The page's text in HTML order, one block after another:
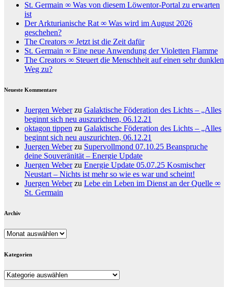
St. Germain ∞ Was von diesem Löwentor-Portal zu erwarten
ist
Der Arkturianische Rat ∞ Was wird im August 2026
geschehen?
The Creators ∞ Jetzt ist die Zeit dafür
St. Germain ∞ Eine neue Anwendung der Violetten Flamme
The Creators ∞ Steuert die Menschheit auf einen sehr dunklen
Weg zu?
Neueste Kommentare
Juergen Weberzu Galaktische Föderation des Lichts – „Alles
beginnt sich neu auszurichten, 06.12.21
oktagon tippen zu Galaktische Föderation des Lichts – „Alles
beginnt sich neu auszurichten, 06.12.21
Juergen Weberzu Supervollmond 07.10.25 Beanspruche
deine Souveränität – Energie Update
Juergen Weberzu Energie Update 05.07.25 Kosmischer
Neustart – Nichts ist mehr so wie es war und scheint!
Juergen Weberzu Lebe ein Leben im Dienst an der Quelle ∞
St. Germain
Archiv
Archiv
Kategorien
Kategorien